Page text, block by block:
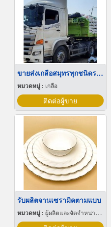
ขายส่งเกลือสมุทรทุกชนิดราคาถูก
หมวดหมู่ : เกลือ
ติดต่อผู้ขาย
รับผลิตจานเซรามิคตามแบบ
หมวดหมู่ : ผู้ผลิตและจัดจำหน่ายกระเบื้องเซรามิก